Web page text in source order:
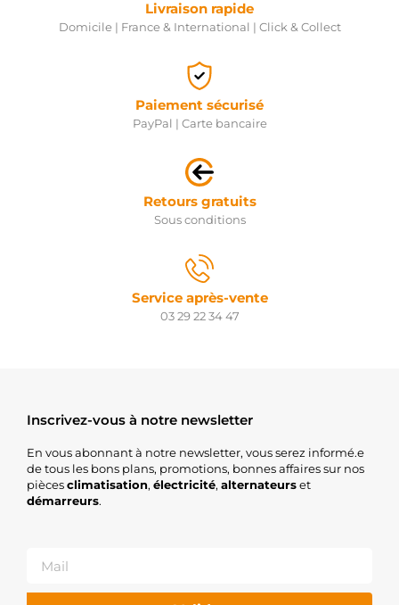
Livraison rapide
Domicile | France & International | Click & Collect
Paiement sécurisé
PayPal | Carte bancaire
Retours gratuits
Sous conditions
Service après-vente
03 29 22 34 47
Inscrivez-vous à notre newsletter
En vous abonnant à notre newsletter, vous serez informé.e
de tous les bons plans, promotions, bonnes affaires sur nos
piècesclimatisation, électricité, alternateurset
démarreurs.